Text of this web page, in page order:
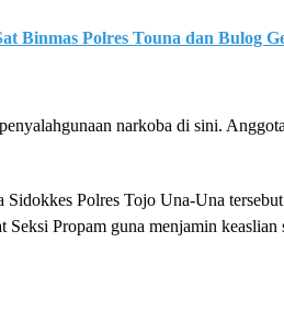
Binmas Polres Touna dan Bulog
narkoba di sini.
Polres Tojo Una-Una
Seksi Propam guna menjamin keaslian